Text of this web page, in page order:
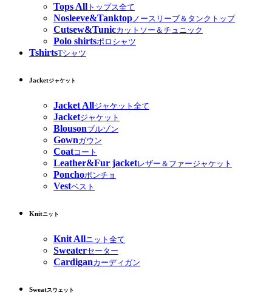
Tops All トップス全て
Nosleeve&Tanktop ノースリーブ＆タンクトップ
Cutsew&Tunicカットソー＆チュニック
Polo shirtsポロシャツ
TshirtsTシャツ
Jacketジャケット
Jacket Allジャケット全て
Jacketジャケット
Blousonブルゾン
Gownガウン
Coatコート
Leather&Fur jacketレザー＆ファージャケット
Ponchoポンチョ
Vestベスト
Knitニット
Knit Allニット全て
Sweaterセーター
Cardiganカーディガン
Sweatスウェット